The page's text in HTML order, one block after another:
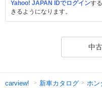
Yahoo! JAPAN IDでログインす
きるようになります。
中
carview! 新車カタログ ホン